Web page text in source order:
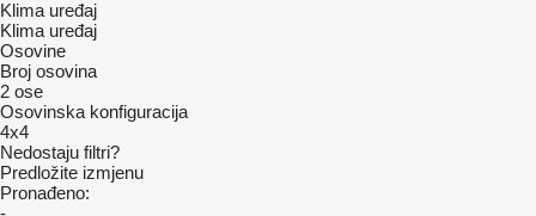
Klima uređaj
Klima uređaj
Osovine
Broj osovina
2 ose
Osovinska konfiguracija
4x4
Nedostaju filtri?
Predložite izmjenu
Pronađeno: